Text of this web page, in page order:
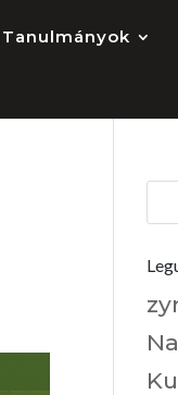
Tanulmányok